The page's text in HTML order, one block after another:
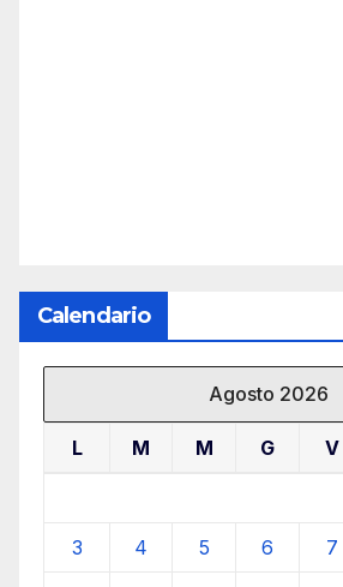
Calendario
Agosto 2026
L M M G V
3 4 5 6 7